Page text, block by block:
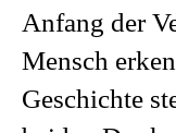
Anfang der
Mensch
Geschichte